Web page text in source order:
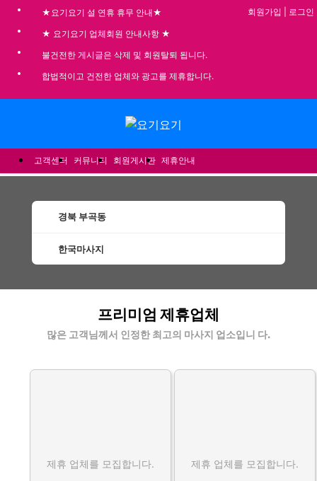
★요기요기 설 연휴 휴무 안내★
★ 요기요기 업체회원 안내사항 ★
불건전한 게시글은 삭제 및 회원탈퇴 됩니다.
합법적이고 건전한 업체와 광고를 제휴합니다.
회원가입 로그인
고객센터 커뮤니티 회원게시판 제휴안내
경북 부곡동
한국마사지
프리미엄 제휴업체
많은 고객님께서 인정한 최고의 마사지 업소입니 다.
제휴 업체를 모집합니다. 제휴 업체를 모집합니다.